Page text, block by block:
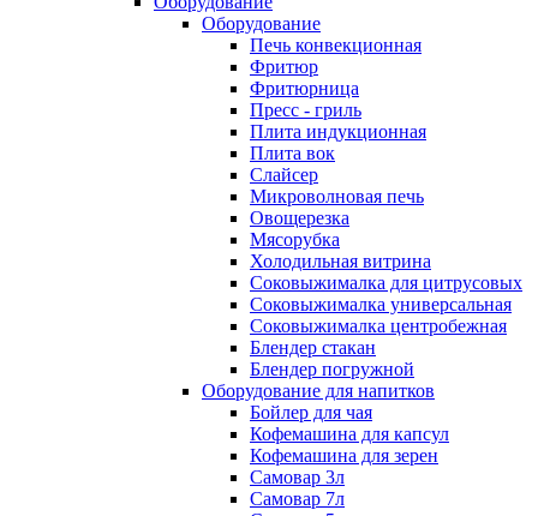
Оборудование
Печь конвекционная
Фритюр
Фритюрница
Пресс - гриль
Плита индукционная
Плита вок
Слайсер
Микроволновая печь
Овощерезка
Мясорубка
Холодильная витрина
Соковыжималка для цитрусовых
Соковыжималка универсальная
Соковыжималка центробежная
Блендер стакан
Блендер погружной
Оборудование для напитков
Бойлер для чая
Кофемашина для капсул
Кофемашина для зерен
Самовар 3л
Самовар 7л